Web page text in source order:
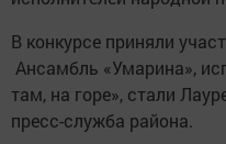
В конкурсе приняли
Ансамбль «Умарина»,
там, на горе», стали
пресс-служба района.